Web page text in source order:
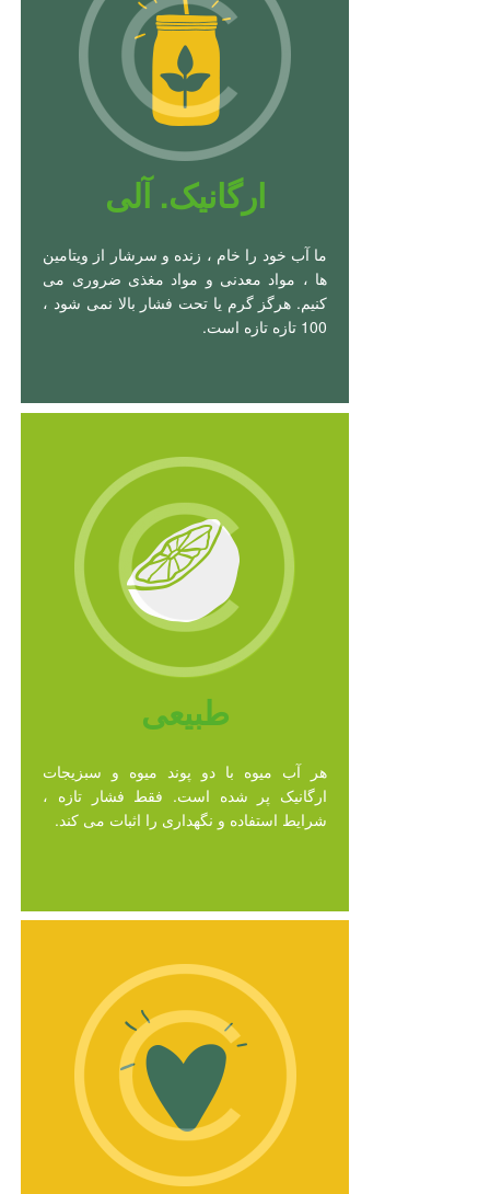
ارگانیک. آلی
ما آب خود را خام ، زنده و سرشار از ویتامین
ها ، مواد معدنی و مواد مغذی ضروری می
کنیم. هرگز گرم یا تحت فشار بالا نمی شود ،
100 تازه تازه است.
طبیعی
هر آب میوه با دو پوند میوه و سبزیجات
ارگانیک پر شده است. فقط فشار تازه ،
شرایط استفاده و نگهداری را اثبات می کند.